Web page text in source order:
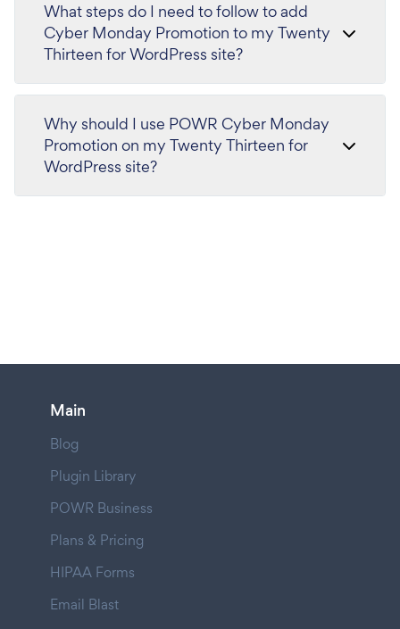
What steps do I need to follow to add
Cyber Monday Promotion to my Twenty
Thirteen for WordPress site?
Why should I use POWR Cyber Monday
Promotion on my Twenty Thirteen for
WordPress site?
Main
Blog
Plugin Library
POWR Business
Plans & Pricing
HIPAA Forms
Email Blast